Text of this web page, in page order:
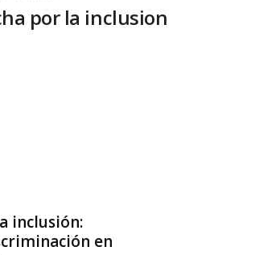
por la inclusion
inclusión:
en